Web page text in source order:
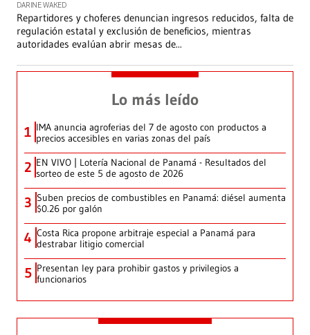
DARINE WAKED
Repartidores y choferes denuncian ingresos reducidos, falta de
regulación estatal y exclusión de beneficios, mientras
autoridades evalúan abrir mesas de...
Lo más leído
1 IMA anuncia agroferias del 7 de agosto con productos a
precios accesibles en varias zonas del país
2 EN VIVO | Lotería Nacional de Panamá - Resultados del
sorteo de este 5 de agosto de 2026
3 Suben precios de combustibles en Panamá: diésel aumenta
$0.26 por galón
4 Costa Rica propone arbitraje especial a Panamá para
destrabar litigio comercial
5 Presentan ley para prohibir gastos y privilegios a
funcionarios